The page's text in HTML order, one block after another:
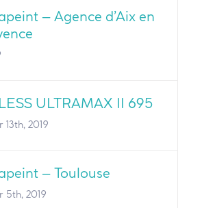
– Agence d’Aix en
ULTRAMAX II 695
13th, 2019
– Toulouse
5th, 2019